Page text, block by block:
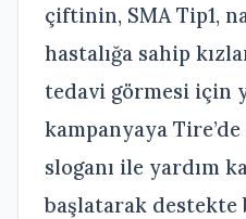
çiftinin, SMA Tip1,
hastalığa sahip
tedavi görmesi için
kampanyaya Tire’de
sloganı ile yardım
başlatarak